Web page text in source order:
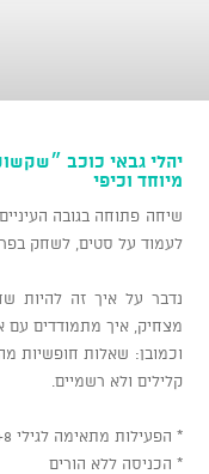
יהלי גבאי כוכב
מיוחד וכיפי
לעמוד על סטים, לשחק
נדבר על איך זה להיות
מצחיק, איך מתמודדים עם
וכמובן: שאלות חופשיות
קלילים ולא רשמיים.
* הפעילות מתאימה לגילי 8+
* הכניסה ללא הורים